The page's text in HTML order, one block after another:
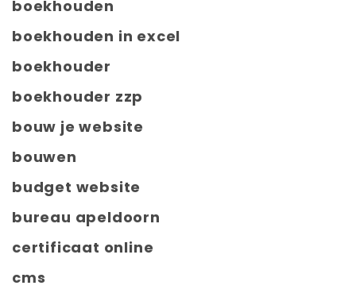
boekhouden
boekhouden in excel
boekhouder
boekhouder zzp
bouw je website
bouwen
budget website
bureau apeldoorn
certificaat online
cms